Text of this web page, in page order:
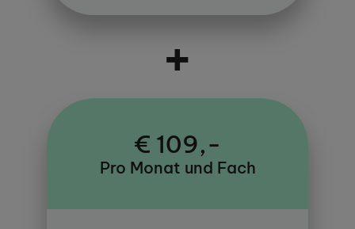
+
€ 109,-
Pro Monat und Fach